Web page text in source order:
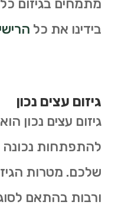
מתמחים בגיזום
בידינו את כל
גיזום עצים נכון
גיזום עצים נכון
להתפתחות
שלכם. מטרות
ורבות בהתאם